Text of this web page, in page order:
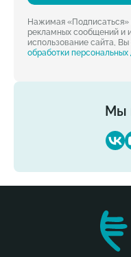
Нажимая «Подписаться»
рекламных сообщений и
использование сайта,
обработки персональных
Мы